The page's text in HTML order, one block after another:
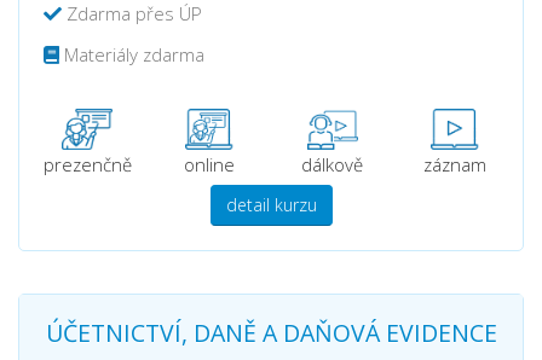
Zdarma přes ÚP
Materiály zdarma
prezenčně online dálkově záznam
detail kurzu
ÚČETNICTVÍ, DANĚ A DAŇOVÁ EVIDENCE